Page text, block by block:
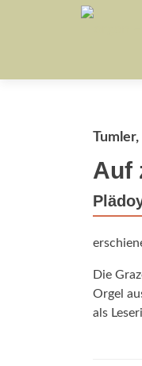
Auf
Die
Orgel
als